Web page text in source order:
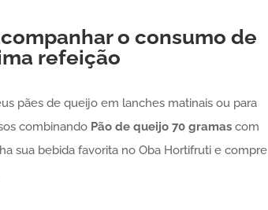
o consumo de
refeição
pães de queijo em lanches matinais ou para
combinando Pão de queijo 70 gramascom
sua bebida favorita no Oba Hortifruti e compre